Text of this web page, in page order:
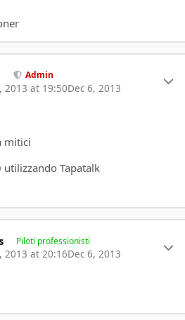
Admin
2013 at 19:50Dec 6, 2013
mitici
Tapatalk
Piloti professionisti
2013 at 20:16Dec 6, 2013